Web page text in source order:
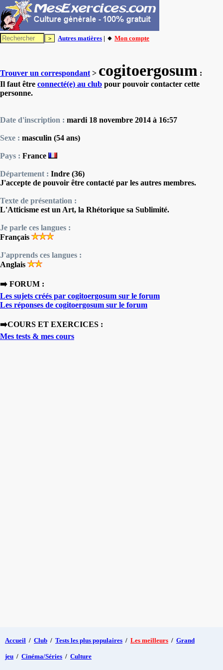
Autres matières | 🔸 Mon compte
Trouver un correspondant > cogitoergosum :
Il faut être connecté(e) au club pour pouvoir contacter cette
personne.
Date d'inscription : mardi 18 novembre 2014 à 16:57
Sexe : masculin (54 ans)
Pays : France
Département : Indre (36)
J'accepte de pouvoir être contacté par les autres membres.
Texte de présentation :
L'Atticisme est un Art, la Rhétorique sa Sublimité.
Je parle ces langues :
Français
J'apprends ces langues :
Anglais
➡️ FORUM :
Les sujets créés par cogitoergosum sur le forum
Les réponses de cogitoergosum sur le forum
➡️COURS ET EXERCICES :
Mes tests & mes cours
Accueil / Club / Tests les plus populaires / Les meilleurs / Grand
jeu / Cinéma/Séries / Culture